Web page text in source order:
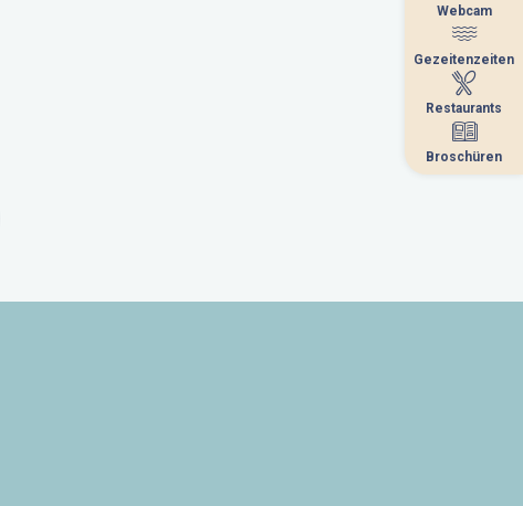
Webcam
Gezeitenzeiten
Restaurants
Broschüren